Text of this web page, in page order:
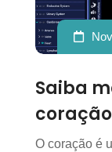
Saiba
coração
O coração é